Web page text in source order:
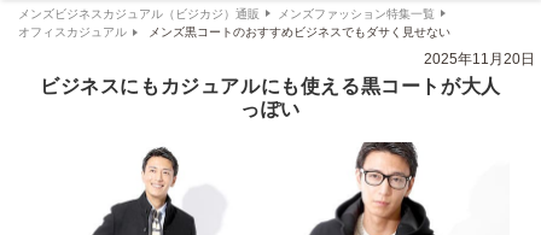
メンズビジネスカジュアル（ビジカジ）通販
メンズファッション特集一覧
オフィスカジュアル
メンズ黒コートのおすすめビジネスでもダサく見せない
2025年11月20日
ビジネスにもカジュアルにも使える黒コートが大人
っぽい